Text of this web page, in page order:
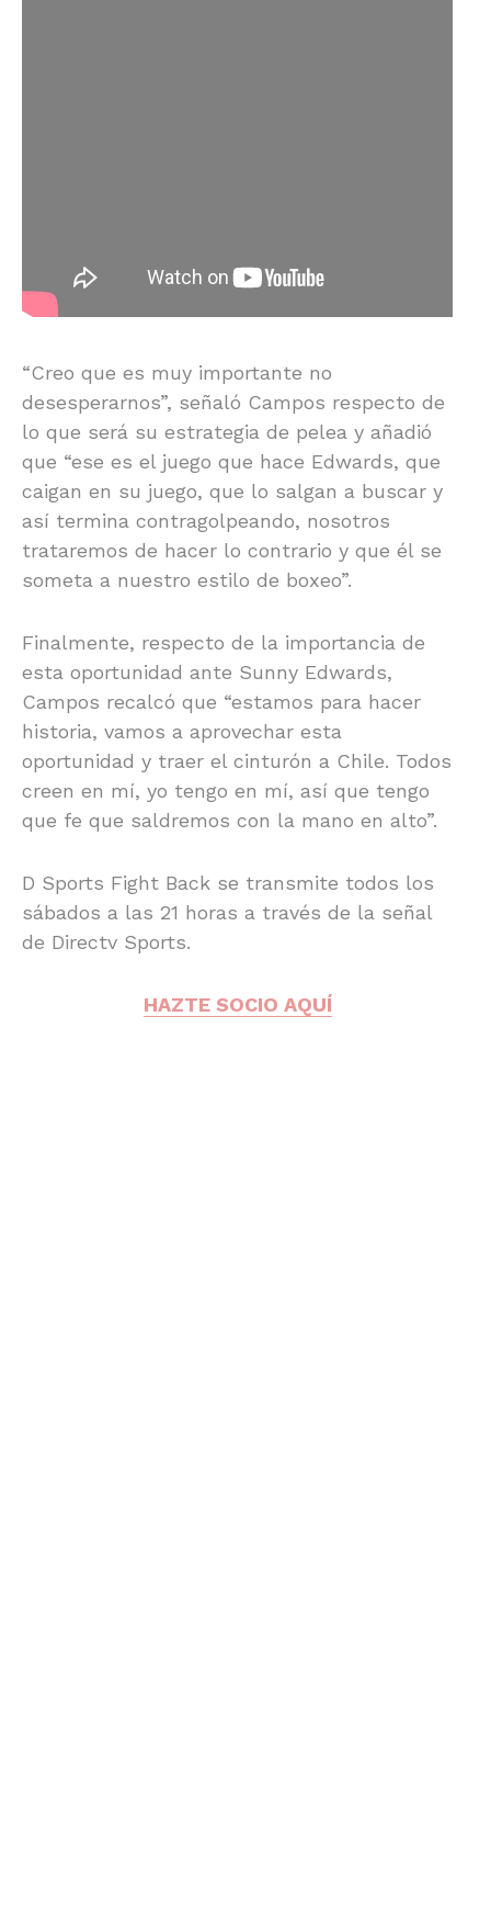
“Creo que es muy importante no
desesperarnos”, señaló Campos respecto de
lo que será su estrategia de pelea y añadió
que “ese es el juego que hace Edwards, que
caigan en su juego, que lo salgan a buscar y
así termina contragolpeando, nosotros
trataremos de hacer lo contrario y que él se
someta a nuestro estilo de boxeo”.
Finalmente, respecto de la importancia de
esta oportunidad ante Sunny Edwards,
Campos recalcó que “estamos para hacer
historia, vamos a aprovechar esta
oportunidad y traer el cinturón a Chile. Todos
creen en mí, yo tengo en mí, así que tengo
que fe que saldremos con la mano en alto”.
D Sports Fight Back se transmite todos los
sábados a las 21 horas a través de la señal
de Directv Sports.
HAZTE SOCIO AQUÍ